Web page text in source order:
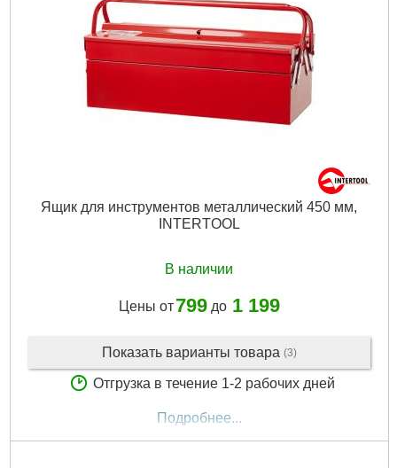
Ящик для инструментов металлический 450 мм,
INTERTOOL
В наличии
Цены от 799до 1 199
Показать варианты товара (3)
Отгрузка в течение 1-2 рабочих дней
Подробнее...